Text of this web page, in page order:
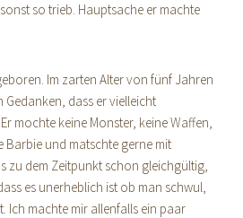
so trieb. Hauptsache er machte
Im zarten Alter von fünf Jahren
Gedanken, dass er vielleicht
mochte keine Monster, keine Waffen,
Barbie und matschte gerne mit
zu dem Zeitpunkt schon gleichgültig,
es unerheblich ist ob man schwul,
Ich machte mir allenfalls ein paar